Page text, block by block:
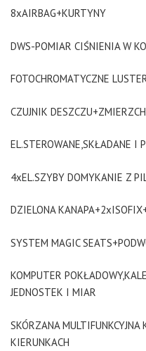
8xAIRBAG+KURTYNY
DWS-POMIAR CIŚNIENIA W
FOTOCHROMATYCZNE
CZUJNIK
EL.STEROWANE,SKŁADANE I
4xEL.SZYBY DOMYKANIE Z
DZIELONA
SYSTEM MAGIC
KOMPUTER
JEDNOSTEK I MIAR
SKÓRZANA
KIERUNKACH